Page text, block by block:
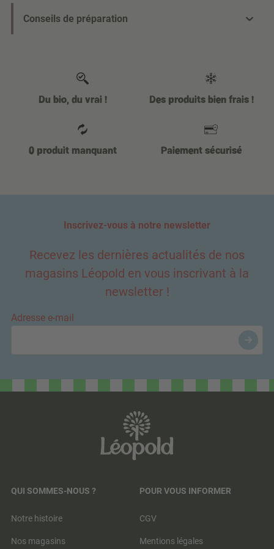
Conseils de préparation
Du bio, du vrai ! Des produits bien frais !
0 produit manquant Paiement sécurisé
Inscrivez-vous à notre newsletter
Recevez les dernières actualités de nos
magasins Léopold en vous inscrivant à la
newsletter !
Adresse e-mail
QUI SOMMES-NOUS ?
Notre histoire
Nos magasins
POUR VOUS INFORMER
CGV
Mentions légales